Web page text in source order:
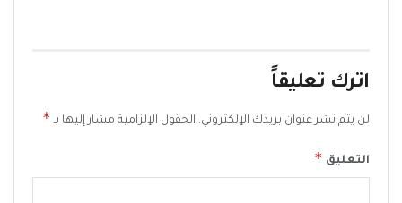
اترك تعليقاً
لن يتم نشر عنوان بريدك الإلكتروني. الحقول الإلزامية مشار إليها بـ *
التعليق *